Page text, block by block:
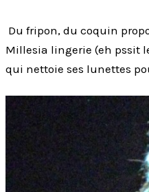
Du fripon, du coquin
Millesia lingerie (eh pssit
qui nettoie ses lunettes